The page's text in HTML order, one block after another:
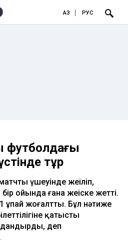
ҚАЗ РУС
футболдағы
тұр
үшеуінде жеңіліп,
бір ойында ғана жеңіске жетті.
ұпай жоғалтты. Бұл нәтиже
қатысты
деп
.